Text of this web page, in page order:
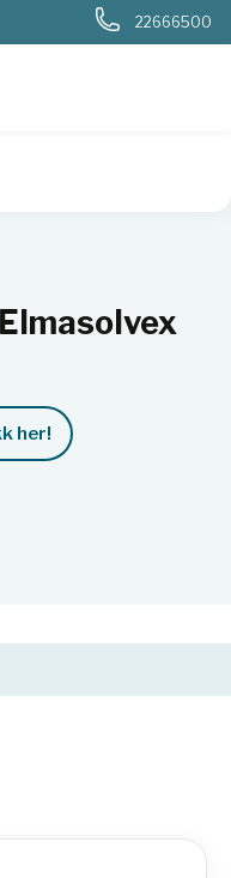
22666500
her!